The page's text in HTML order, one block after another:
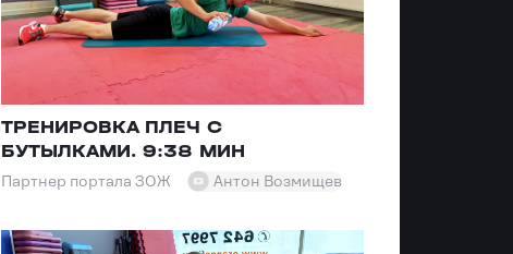
ТРЕНИРОВКА ПЛЕЧ С
БУТЫЛКАМИ. 9:38 МИН
Партнер портала ЗОЖ Антон Возмищев